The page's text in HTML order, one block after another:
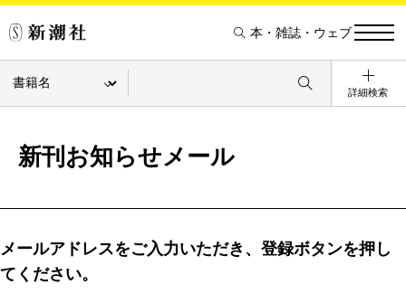
本・雑誌・ウェブ
詳細検索
新刊お知らせメール
メールアドレスをご入力いただき、登録ボタンを押し
てください。